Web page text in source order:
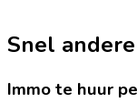
Snel
Immo te huur